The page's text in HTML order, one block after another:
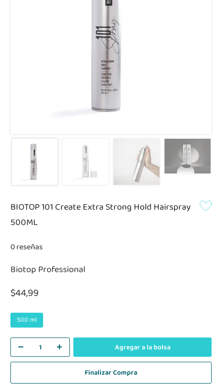
BIOTOP 101 Create Extra Strong Hold Hairspray
500ML
0 reseñas
Biotop Professional
$44,99
500 ml
Agregar a la bolsa
Finalizar Compra